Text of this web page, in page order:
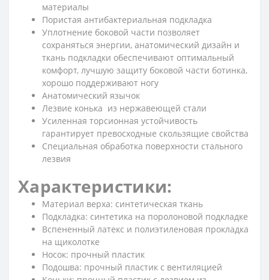
материалы
Пористая антибактериальная подкладка
Уплотнение боковой части позволяет
сохраняться энергии, анатомический дизайн и
ткань подкладки обеспечивают оптимальный
комфорт, лучшую защиту боковой части ботинка,
хорошо поддерживают ногу
Анатомический язычок
Лезвие конька из нержавеющей стали
Усиленная торсионная устойчивость
гарантирует превосходные скользящие свойства
Специальная обработка поверхности стального
лезвия
Характеристики:
Материал верха: синтетическая ткань
Подкладка: синтетика на поролоновой подкладке
Вспененный латекс и полиэтиленовая прокладка
на щиколотке
Носок: прочный пластик
Подошва: прочный пластик с вентиляцией